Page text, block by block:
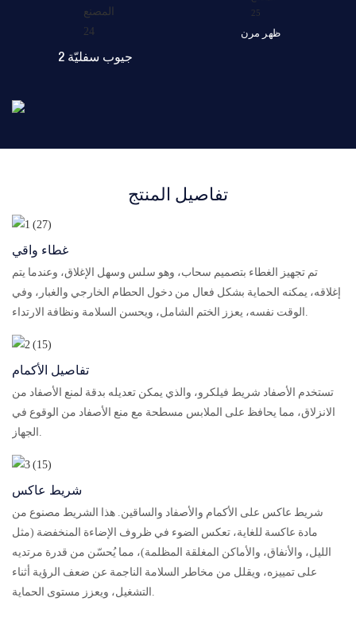
2 جيوب سفليّة
ظهر مرن
تفاصيل المنتج
غطاء واقي
تم تجهيز الغطاء بتصميم سحاب، وهو سلس وسهل الإغلاق، وعندما يتم
إغلاقه، يمكنه الحماية بشكل فعال من دخول الحطام الخارجي والغبار، وفي
الوقت نفسه، يعزز الختم الشامل، ويحسن السلامة ونظافة الارتداء.
تفاصيل الأكمام
تستخدم الأصفاد شريط فيلكرو، والذي يمكن تعديله بدقة لمنع الأصفاد من
الانزلاق، مما يحافظ على الملابس مسطحة مع منع الأصفاد من الوقوع في
شريط عاكس
شريط عاكس على الأكمام والأصفاد والساقين. هذا الشريط مصنوع من
مادة عاكسة للغاية، تعكس الضوء في ظروف الإضاءة المنخفضة (مثل
الليل، والأنفاق، والأماكن المغلقة المظلمة)، مما يُحسّن من قدرة مرتديه
على تمييزه، ويقلل من مخاطر السلامة الناجمة عن ضعف الرؤية أثناء